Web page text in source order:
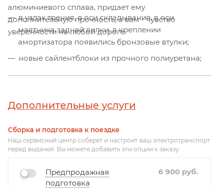
алюминиевого сплава, придает ему
дополнительную прочность, а вам - чувство
уверенности на любой дороге.
в узлах трения, в оси складывания, в оси
маятника задней вилки, в креплении
амортизатора появились бронзовые втулки;
новые сайлентблоки из прочного полиуретана;
держатель провода питания мотор-колеса;
проезде через неровности в амортизатор
Дополнительные услуги
Сборка и подготовка к поездке
Наш сервисный центр соберёт и настроит ваш электротранспорт
перед выдачей. Вы можете добавить эти опции к заказу:
Предпродажная
подготовка
6 900 руб.